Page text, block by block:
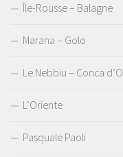
Île-Rousse – Balagne
Marana – Golo
Le Nebbiu – Conca
L’Oriente
Pasquale Paoli